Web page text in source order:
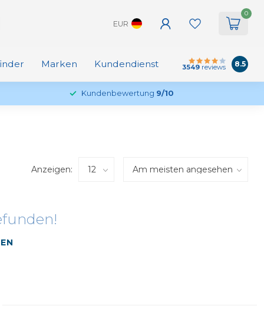
EUR
0
Marken Kundendienst 3549 reviews 8.5
Kundenbewertung 9/10
Anzeigen: